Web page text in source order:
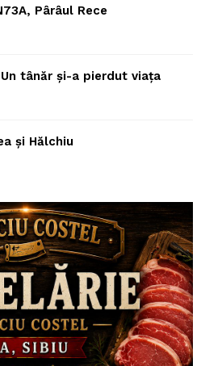
Pârâul Rece
tânăr și-a pierdut viața
și Hălchiu